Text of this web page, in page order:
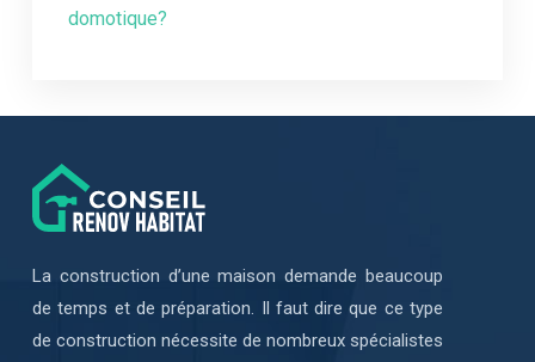
domotique?
La construction d’une maison demande beaucoup
de temps et de préparation. Il faut dire que ce type
de construction nécessite de nombreux spécialistes